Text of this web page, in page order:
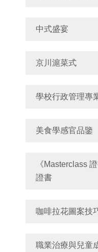
中式盛宴
京川滬菜式
學校行政管理專
美食學感官品鑒
《Masterclass
證書
咖啡拉花圖案技
職業治療與兒童